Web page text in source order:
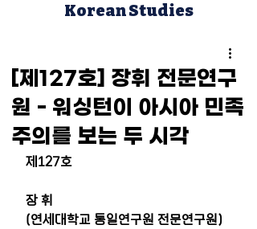
Korean Studies
[제127호] 장휘 전문연구
원 - 워싱턴이 아시아 민족
주의를 보는 두 시각
제127호
장 휘
(연세대학교 통일연구원 전문연구원)